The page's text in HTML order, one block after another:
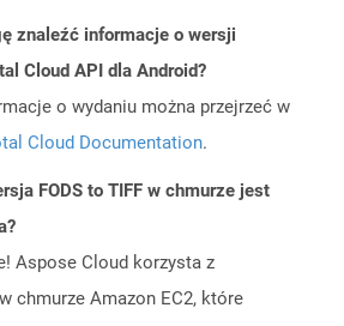
znaleźć informacje o wersji
Cloud API dla Android?
o wydaniu można przejrzeć w
Cloud Documentation.
FODS to TIFF w chmurze jest
Aspose Cloud korzysta z
chmurze Amazon EC2, które